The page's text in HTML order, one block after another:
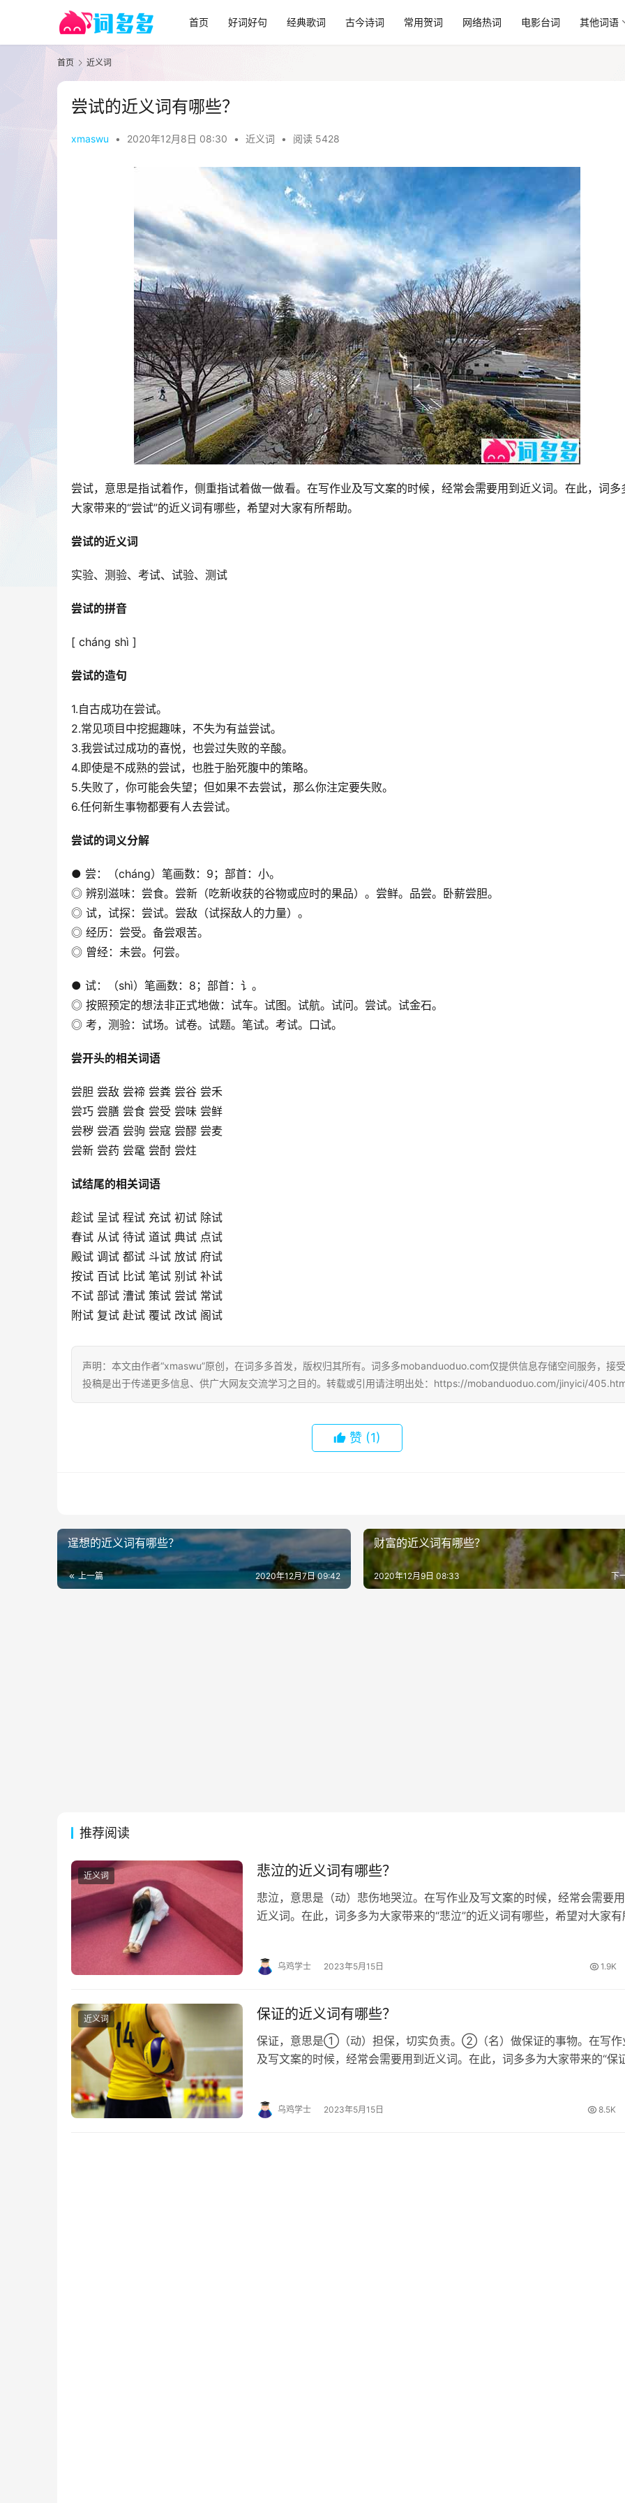
首页 好词好句 经典歌词 古今诗词 常用贺词 网络热词 电影台词 其他词语
首页 近义词
尝试的近义词有哪些？
xmaswu • 2020年12月8日 08:30 • 近义词 • 阅读 5428
尝试，意思是指试着作，侧重指试着做一做看。在写作业及写文案的时候，经常会需要用到近义词。在此，词多
大家带来的“尝试”的近义词有哪些，希望对大家有所帮助。
尝试的近义词
实验、测验、考试、试验、测试
尝试的拼音
[ cháng shì ]
尝试的造句
1.自古成功在尝试。
2.常见项目中挖掘趣味，不失为有益尝试。
3.我尝试过成功的喜悦，也尝过失败的辛酸。
4.即使是不成熟的尝试，也胜于胎死腹中的策略。
5.失败了，你可能会失望；但如果不去尝试，那么你注定要失败。
6.任何新生事物都要有人去尝试。
尝试的词义分解
● 尝：（cháng）笔画数：9；部首：小。
◎ 辨别滋味：尝食。尝新（吃新收获的谷物或应时的果品）。尝鲜。品尝。卧薪尝胆。
◎ 试，试探：尝试。尝敌（试探敌人的力量）。
◎ 经历：尝受。备尝艰苦。
◎ 曾经：未尝。何尝。
● 试：（shì）笔画数：8；部首：讠。
◎ 按照预定的想法非正式地做：试车。试图。试航。试问。尝试。试金石。
◎ 考，测验：试场。试卷。试题。笔试。考试。口试。
尝开头的相关词语
尝胆 尝敌 尝禘 尝粪 尝谷 尝禾
尝巧 尝膳 尝食 尝受 尝味 尝鲜
尝秽 尝酒 尝驹 尝寇 尝醪 尝麦
尝新 尝药 尝鼋 尝酎 尝炷
试结尾的相关词语
趁试 呈试 程试 充试 初试 除试
春试 从试 待试 道试 典试 点试
殿试 调试 都试 斗试 放试 府试
按试 百试 比试 笔试 别试 补试
不试 部试 漕试 策试 尝试 常试
附试 复试 赴试 覆试 改试 阁试
声明：本文由作者“xmaswu”原创，在词多多首发，版权归其所有。词多多mobanduoduo.com仅提供信息存储空间服务，接受
投稿是出于传递更多信息、供广大网友交流学习之目的。转载或引用请注明出处：https://mobanduoduo.com/jinyici/
赞 (1)
逞想的近义词有哪些？
上一篇 2020年12月7日 09:42
财富的近义词有哪些？
下
2020年12月9日 08:33
推荐阅读
近义词 悲泣的近义词有哪些？
悲泣，意思是（动）悲伤地哭泣。在写作业及写文案的时候，经常会需要
近义词。在此，词多多为大家带来的“悲泣”的近义词有哪些，希望对大家有
乌鸡学士 2023年5月15日 1.9K
近义词 保证的近义词有哪些？
保证，意思是①（动）担保，切实负责。②（名）做保证的事物。在写作
及写文案的时候，经常会需要用到近义词。在此，词多多为大家带来的“保
乌鸡学士 2023年5月15日 8.5K